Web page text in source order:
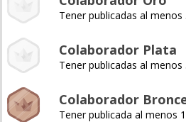
Tener publicadas al menos
Colaborador Plata
Tener publicadas al menos
Colaborador
Tener publicada al menos